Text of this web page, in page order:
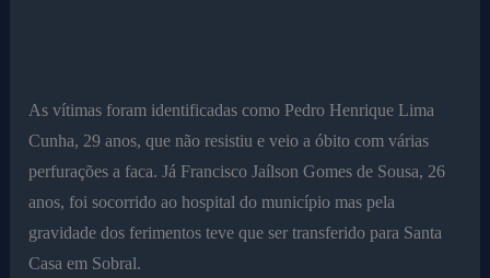
As vítimas foram identificadas como Pedro Henrique Lima
Cunha, 29 anos, que não resistiu e veio a óbito com várias
perfurações a faca. Já Francisco Jaílson Gomes de Sousa, 26
anos, foi socorrido ao hospital do município mas pela
gravidade dos ferimentos teve que ser transferido para Santa
Casa em Sobral.